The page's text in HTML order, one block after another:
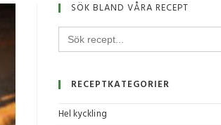
SÖK BLAND VÅRA RECEPT
Sök
efter:
RECEPTKATEGORIER
Hel kyckling